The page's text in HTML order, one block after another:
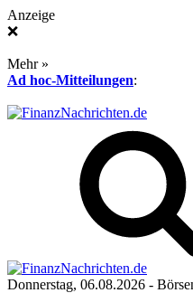
Anzeige
❌
Mehr »
Ad hoc-Mitteilungen:
Donnerstag, 06.08.2026 -